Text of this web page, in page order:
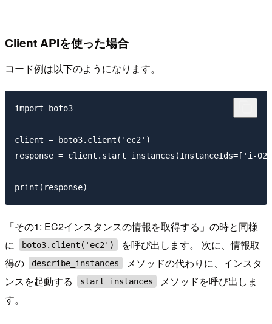
Client APIを使った場合
コード例は以下のようになります。
import boto3
client = boto3.client('ec2')
response = client.start_instances(InstanceIds=['i-
「その1: EC2インスタンスの情報を取得する」の時と同様
に
boto3.client('ec2')
を呼び出します。 次に、情報取
得の
describe_instances
メソッドの代わりに、インスタ
ンスを起動する
start_instances
メソッドを呼び出しま
す。